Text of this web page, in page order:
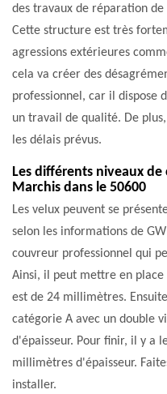
des travaux de réparation
Cette structure est très
agressions extérieures
cela va créer des
professionnel, car il dispose
un travail de qualité. De
les délais prévus.
Les différents niveaux de
Marchis dans le 50600
Les velux peuvent se
selon les informations de
couvreur professionnel qui
Ainsi, il peut mettre en
est de 24 millimètres.
catégorie A avec un double
d'épaisseur. Pour finir, il y a
millimètres d'épaisseur.
installer.